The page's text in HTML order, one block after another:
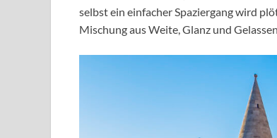
selbst ein einfacher Spaziergang wird
Mischung aus Weite, Glanz und